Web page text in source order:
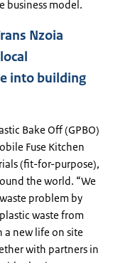
business model.
Nzoia
into building
Bake Off (GPBO)
Fuse Kitchen
(fit-for-purpose),
the world. “We
problem by
waste from
a new life on site
with partners in